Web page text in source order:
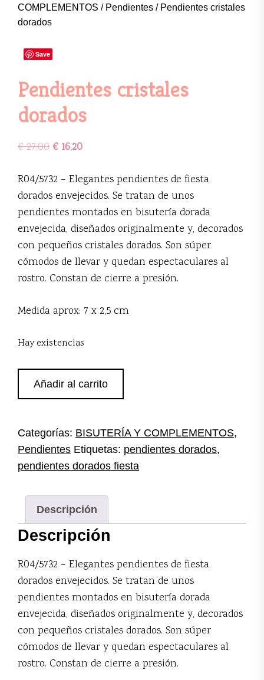
COMPLEMENTOS / Pendientes / Pendientes cristales
dorados
Save
Pendientes cristales
dorados
€27,00€ 16,20
R04/5732 – Elegantes pendientes de fiesta
dorados envejecidos. Se tratan de unos
pendientes montados en bisutería dorada
envejecida, diseñados originalmente y, decorados
con pequeños cristales dorados. Son súper
cómodos de llevar y quedan espectaculares al
rostro. Constan de cierre a presión.
Medida aprox: 7 x 2,5 cm
Hay existencias
cristales
Añadir al carrito
Categorías: BISUTERÍA Y COMPLEMENTOS,
Pendientes Etiquetas: pendientes dorados,
pendientes dorados fiesta
Descripción
Descripción
R04/5732 – Elegantes pendientes de fiesta
dorados envejecidos. Se tratan de unos
pendientes montados en bisutería dorada
envejecida, diseñados originalmente y, decorados
con pequeños cristales dorados. Son súper
cómodos de llevar y quedan espectaculares al
rostro. Constan de cierre a presión.